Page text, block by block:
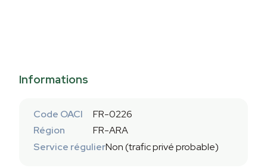
Informations
Code OACI
FR-0226
Région
FR-ARA
Service régulierNon (trafic privé probable)